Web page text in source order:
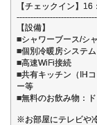
【チェックイン】
【設備】
■シャワーブース/シ
■個別冷暖房システ
■高速WiFi接続
■共有キッチン（IH
ー等
■無料のお飲み物：
※お部屋にテレビや